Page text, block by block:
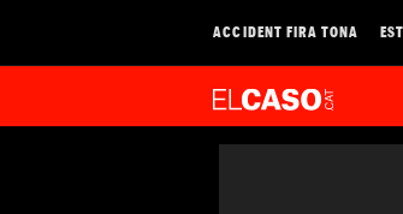
ACCIDENT FIRA TONA